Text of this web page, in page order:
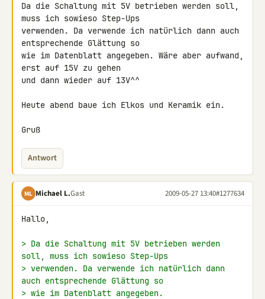
Da die Schaltung mit 5V betrieben werden soll,
muss ich sowieso Step-Ups
verwenden. Da verwende ich natürlich dann auch
entsprechende Glättung so
wie im Datenblatt angegeben. Wäre aber aufwand,
erst auf 15V zu gehen
und dann wieder auf 13V^^
Heute abend baue ich Elkos und Keramik ein.
Gruß
Antwort
ML Michael L.Gast 2009-05-27 13:40#1277634
Hallo,
> Da die Schaltung mit 5V betrieben werden
soll, muss ich sowieso Step-Ups
> verwenden. Da verwende ich natürlich dann
auch entsprechende Glättung so
> wie im Datenblatt angegeben.